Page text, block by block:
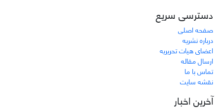
دسترسی سریع
صفحه اصلی
درباره نشریه
اعضای هیات تحریریه
ارسال مقاله
تماس با ما
نقشه سایت
آخرین اخبار